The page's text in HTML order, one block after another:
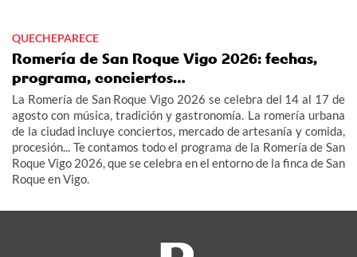
QUECHEPARECE
Romería de San Roque Vigo 2026: fechas,
programa, conciertos…
La Romería de San Roque Vigo 2026 se celebra del 14 al 17 de
agosto con música, tradición y gastronomía. La romería urbana
de la ciudad incluye conciertos, mercado de artesanía y comida,
procesión... Te contamos todo el programa de la Romería de San
Roque Vigo 2026, que se celebra en el entorno de la finca de San
Roque en Vigo.